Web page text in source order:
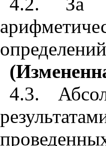
4.3.